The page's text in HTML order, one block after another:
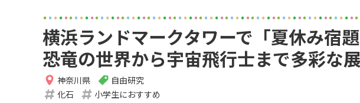
横浜ランドマークタワーで「夏休み宿
恐竜の世界から宇宙飛行士まで多彩な
神奈川県 自由研究
化石
小学生におすすめ